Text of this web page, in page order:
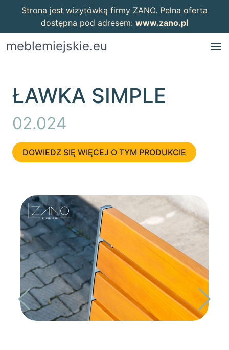
Strona jest wizytówką firmy ZANO. Pełna oferta
dostępna pod adresem: www.zano.pl
meblemiejskie.eu
ŁAWKA SIMPLE
02.024
DOWIEDZ SIĘ WIĘCEJ O TYM PRODUKCIE